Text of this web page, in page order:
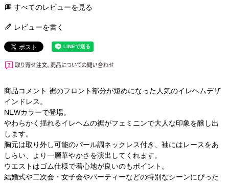
すべてのレビューを見る
レビューを書く
商品コメント:裾のフロント部分が短めになった人気のイレヘムデザ
インドレス。
NEWカラーで登場。
やわらかく揺れるイレヘムの裾がフェミニンで大人な印象を醸し出
します。
胸元は取り外し可能のパール調ネックレス付き、袖にはレースをあ
しらい、より一層華やかさを演出してくれます。
ウエストはゴム仕様で着心地が良いのもポイント。
結婚式や二次会・女子会やパーティーなどの特別なシーンにぴった